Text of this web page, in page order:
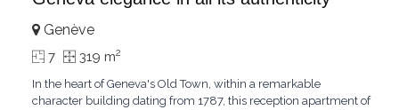
Genève
7 319 m2
In the heart of Geneva's Old Town, within a remarkable
character building dating from 1787, this reception apartment of